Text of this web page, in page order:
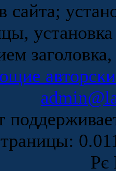
сайта;
Рє